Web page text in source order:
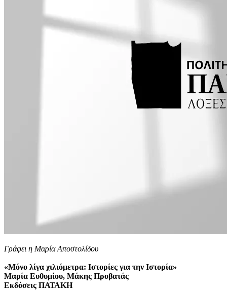
Γράφει η Μαρία Αποστολίδου
«Μόνο λίγα χιλιόμετρα: Ιστορίες για την Ιστορία»
Μαρία Ευθυμίου, Μάκης Προβατάς
Εκδόσεις ΠΑΤΑΚΗ